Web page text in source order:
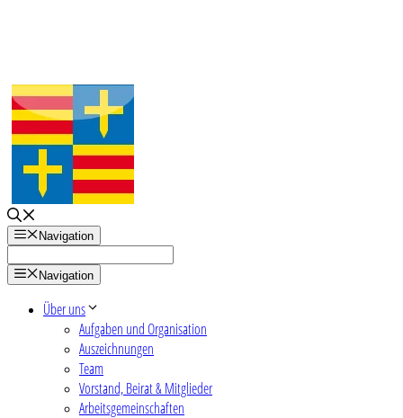
Navigation
Navigation
Über uns
Aufgaben und Organisation
Auszeichnungen
Team
Vorstand, Beirat & Mitglieder
Arbeitsgemeinschaften